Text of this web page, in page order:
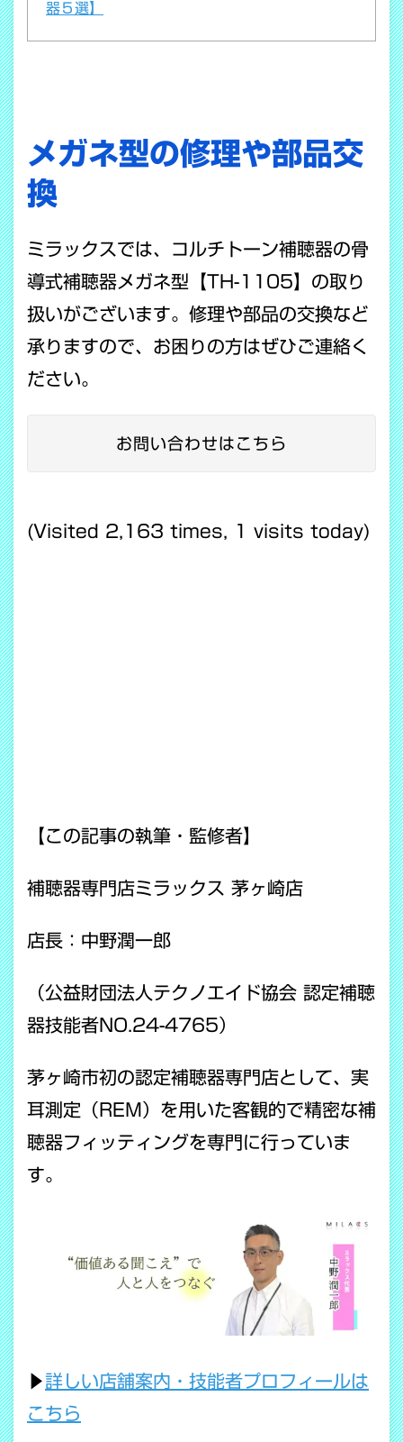
器５選】
メガネ型の修理や部品交
換
ミラックスでは、コルチトーン補聴器の骨
導式補聴器メガネ型【TH-1105】の取り
扱いがございます。修理や部品の交換など
承りますので、お困りの方はぜひご連絡く
ださい。
お問い合わせはこちら
(Visited 2,163 times, 1 visits today)
【この記事の執筆・監修者】
補聴器専門店ミラックス 茅ヶ崎店
店長：中野潤一郎
（公益財団法人テクノエイド協会 認定補聴
器技能者NO.24-4765）
茅ヶ崎市初の認定補聴器専門店として、実
耳測定（REM）を用いた客観的で精密な補
聴器フィッティングを専門に行っていま
す。
▶詳しい店舗案内・技能者プロフィールは
こちら